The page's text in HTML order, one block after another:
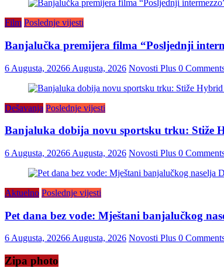
Film Poslednje vijesti
Banjalučka premijera filma “Posljednji
6 Augusta, 20266 Augusta, 2026 Novosti Plus 0
Dešavanja Poslednje vijesti
Banjaluka dobija novu sportsku trku: Stiže
6 Augusta, 20266 Augusta, 2026 Novosti Plus 0
Aktuelno Poslednje vijesti
Pet dana bez vode: Mještani banjalučkog
6 Augusta, 20266 Augusta, 2026 Novosti Plus 0
Zipa photo